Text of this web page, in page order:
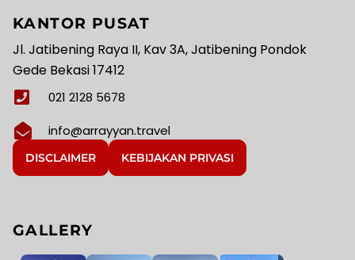
KANTOR PUSAT
Jl. Jatibening Raya II, Kav 3A, Jatibening Pondok
Gede Bekasi 17412
021 2128 5678
info@arrayyan.travel
DISCLAIMER KEBIJAKAN PRIVASI
GALLERY